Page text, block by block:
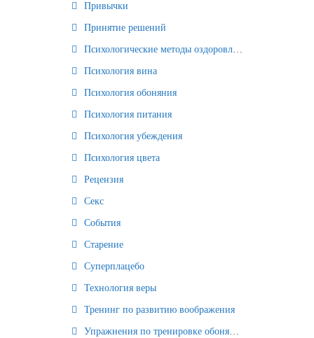
Привычки
Принятие решений
Психологические методы оздоровления и омоложения
Психология вина
Психология обоняния
Психология питания
Психология убеждения
Психология цвета
Рецензия
Секс
События
Старение
Суперплацебо
Технология веры
Тренинг по развитию воображения
Упражнения по тренировке обоняния